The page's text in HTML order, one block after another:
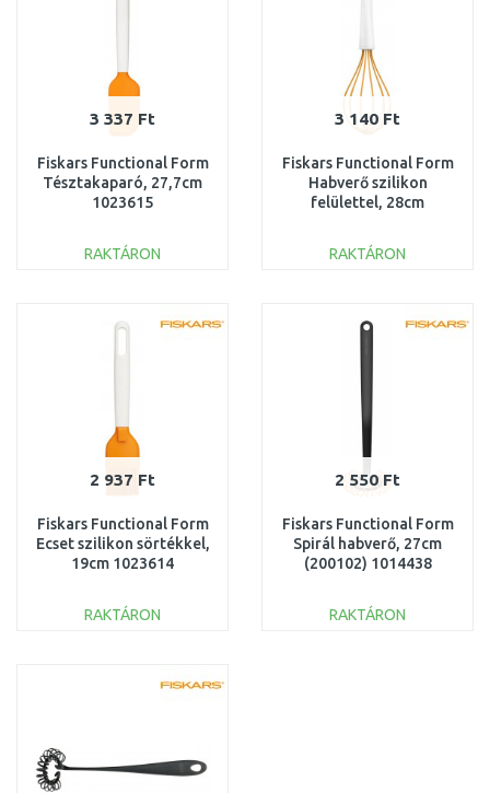
3 337 Ft
Fiskars Functional Form
Tésztakaparó, 27,7cm
1023615
RAKTÁRON
Összehasonlítás
3 140 Ft
Fiskars Functional Form
Habverő szilikon
felülettel, 28cm
RAKTÁRON
Összehasonlítás
2 937 Ft
Fiskars Functional Form
Ecset szilikon sörtékkel,
19cm 1023614
RAKTÁRON
Összehasonlítás
2 550 Ft
Fiskars Functional Form
Spirál habverő, 27cm
(200102) 1014438
RAKTÁRON